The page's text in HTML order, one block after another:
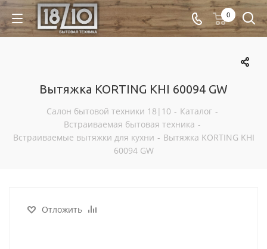
0
Вытяжка KORTING KHI 60094 GW
Салон бытовой техники 18|10 - Каталог -
Встраиваемая бытовая техника -
Встраиваемые вытяжки для кухни - Вытяжка KORTING KHI
60094 GW
Отложить